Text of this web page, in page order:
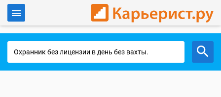
Работа в Москве